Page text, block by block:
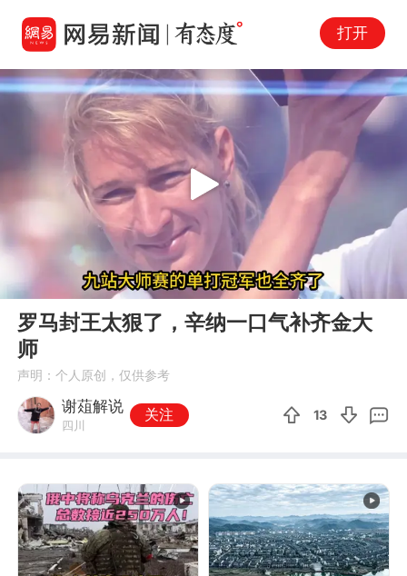
打开
00:00 02:23
Play
罗马封王太狠了，辛纳一口气补齐金大
师
声明：个人原创，仅供参考
谢葅解说
四川
关注 13